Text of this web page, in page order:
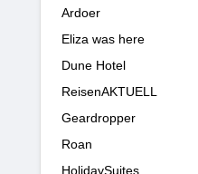
Ardoer
Eliza was here
Dune Hotel
ReisenAKTUELL
Geardropper
Roan
HolidaySuites